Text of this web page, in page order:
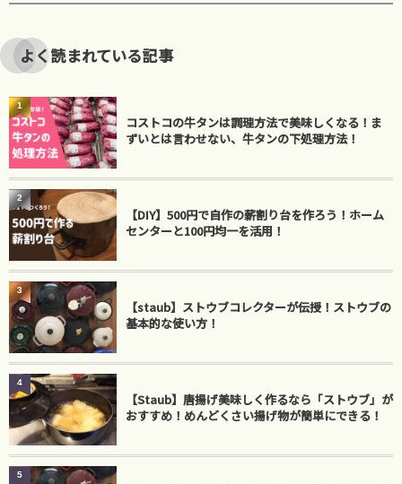
よく読まれている記事
コストコの牛タンは調理方法で美味しくなる！ま
ずいとは言わせない、牛タンの下処理方法！
1
【DIY】500円で自作の薪割り台を作ろう！ホーム
センターと100円均一を活用！
2
【staub】ストウブコレクターが伝授！ストウブの
基本的な使い方！
3
【Staub】唐揚げ美味しく作るなら「ストウブ」が
おすすめ！めんどくさい揚げ物が簡単にできる！
4
5